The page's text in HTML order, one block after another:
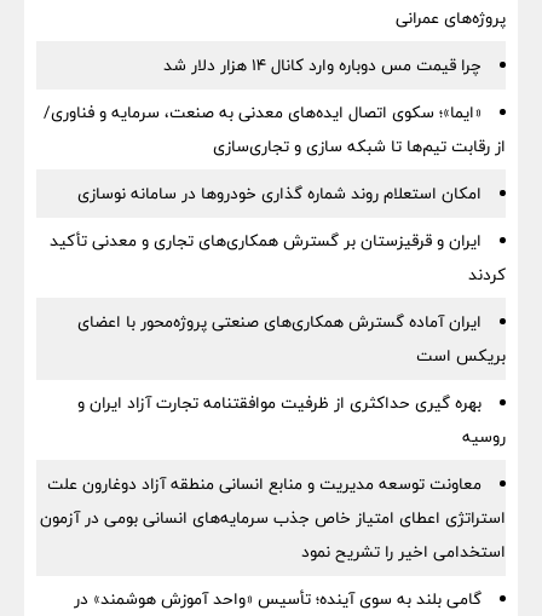
پروژه‌های عمرانی
چرا قیمت مس دوباره وارد کانال ۱۴ هزار دلار شد
«ایما»؛ سکوی اتصال ایده‌های معدنی به صنعت، سرمایه و فناوری/
از رقابت تیم‌ها تا شبکه سازی و تجاری‌سازی
امکان استعلام روند شماره گذاری خودروها در سامانه نوسازی
ایران و قرقیزستان بر گسترش همکاری‌های تجاری و معدنی تأکید
کردند
ایران آماده گسترش همکاری‌های صنعتی پروژه‌محور با اعضای
بریکس است
بهره گیری حداکثری از ظرفیت موافقتنامه تجارت آزاد ایران و
روسیه
معاونت توسعه مدیریت و منابع انسانی منطقه آزاد دوغارون علت
استراتژی اعطای امتیاز خاص جذب سرمایه‌های انسانی بومی در آزمون
استخدامی اخیر را تشریح نمود
گامی بلند به سوی آینده؛ تأسیس «واحد آموزش هوشمند» در